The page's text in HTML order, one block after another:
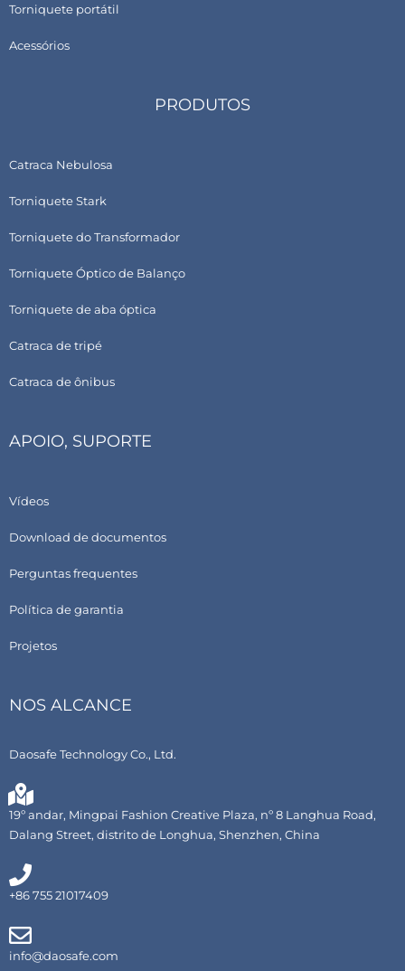
Torniquete portátil
Acessórios
PRODUTOS
Catraca Nebulosa
Torniquete Stark
Torniquete do Transformador
Torniquete Óptico de Balanço
Torniquete de aba óptica
Catraca de tripé
Catraca de ônibus
APOIO, SUPORTE
Vídeos
Download de documentos
Perguntas frequentes
Política de garantia
Projetos
NOS ALCANCE
Daosafe Technology Co., Ltd.
19º andar, Mingpai Fashion Creative Plaza, nº 8 Langhua Road,
Dalang Street, distrito de Longhua, Shenzhen, China
+86 755 21017409
info@daosafe.com